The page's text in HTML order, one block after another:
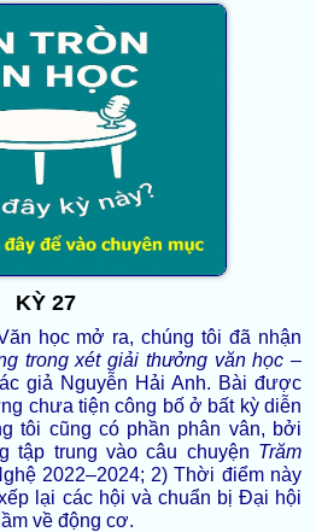
KỲ 27
học mở ra, chúng tôi đã nhận
trong xét giải thưởng văn học –
giả Nguyễn Hải Anh. Bài được
chưa tiện công bố ở bất kỳ diễn
tôi cũng có phần phân vân, bởi
tập trung vào câu chuyện Trăm
2022–2024; 2) Thời điểm này
lại các hội và chuẩn bị Đại hội
về động cơ.